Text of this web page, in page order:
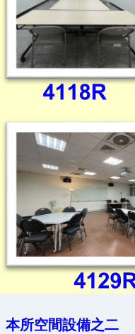
本所空間設備之二